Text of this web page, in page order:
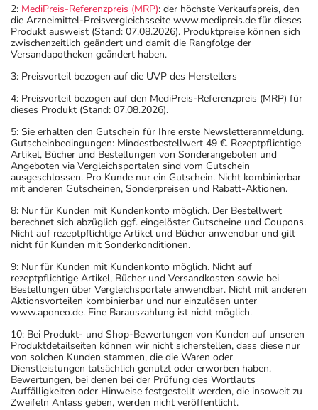
2: MediPreis-Referenzpreis (MRP): der höchste Verkaufspreis, den
die Arzneimittel-Preisvergleichsseite www.medipreis.de für dieses
Produkt ausweist (Stand: 07.08.2026). Produktpreise können sich
zwischenzeitlich geändert und damit die Rangfolge der
Versandapotheken geändert haben.
3: Preisvorteil bezogen auf die UVP des Herstellers
4: Preisvorteil bezogen auf den MediPreis-Referenzpreis (MRP) für
dieses Produkt (Stand: 07.08.2026).
5: Sie erhalten den Gutschein für Ihre erste Newsletteranmeldung.
Gutscheinbedingungen: Mindestbestellwert 49 €. Rezeptpflichtige
Artikel, Bücher und Bestellungen von Sonderangeboten und
Angeboten via Vergleichsportalen sind vom Gutschein
ausgeschlossen. Pro Kunde nur ein Gutschein. Nicht kombinierbar
mit anderen Gutscheinen, Sonderpreisen und Rabatt-Aktionen.
8: Nur für Kunden mit Kundenkonto möglich. Der Bestellwert
berechnet sich abzüglich ggf. eingelöster Gutscheine und Coupons.
Nicht auf rezeptpflichtige Artikel und Bücher anwendbar und gilt
nicht für Kunden mit Sonderkonditionen.
9: Nur für Kunden mit Kundenkonto möglich. Nicht auf
rezeptpflichtige Artikel, Bücher und Versandkosten sowie bei
Bestellungen über Vergleichsportale anwendbar. Nicht mit anderen
Aktionsvorteilen kombinierbar und nur einzulösen unter
www.aponeo.de. Eine Barauszahlung ist nicht möglich.
10: Bei Produkt- und Shop-Bewertungen von Kunden auf unseren
Produktdetailseiten können wir nicht sicherstellen, dass diese nur
von solchen Kunden stammen, die die Waren oder
Dienstleistungen tatsächlich genutzt oder erworben haben.
Bewertungen, bei denen bei der Prüfung des Wortlauts
Auffälligkeiten oder Hinweise festgestellt werden, die insoweit zu
Zweifeln Anlass geben, werden nicht veröffentlicht.